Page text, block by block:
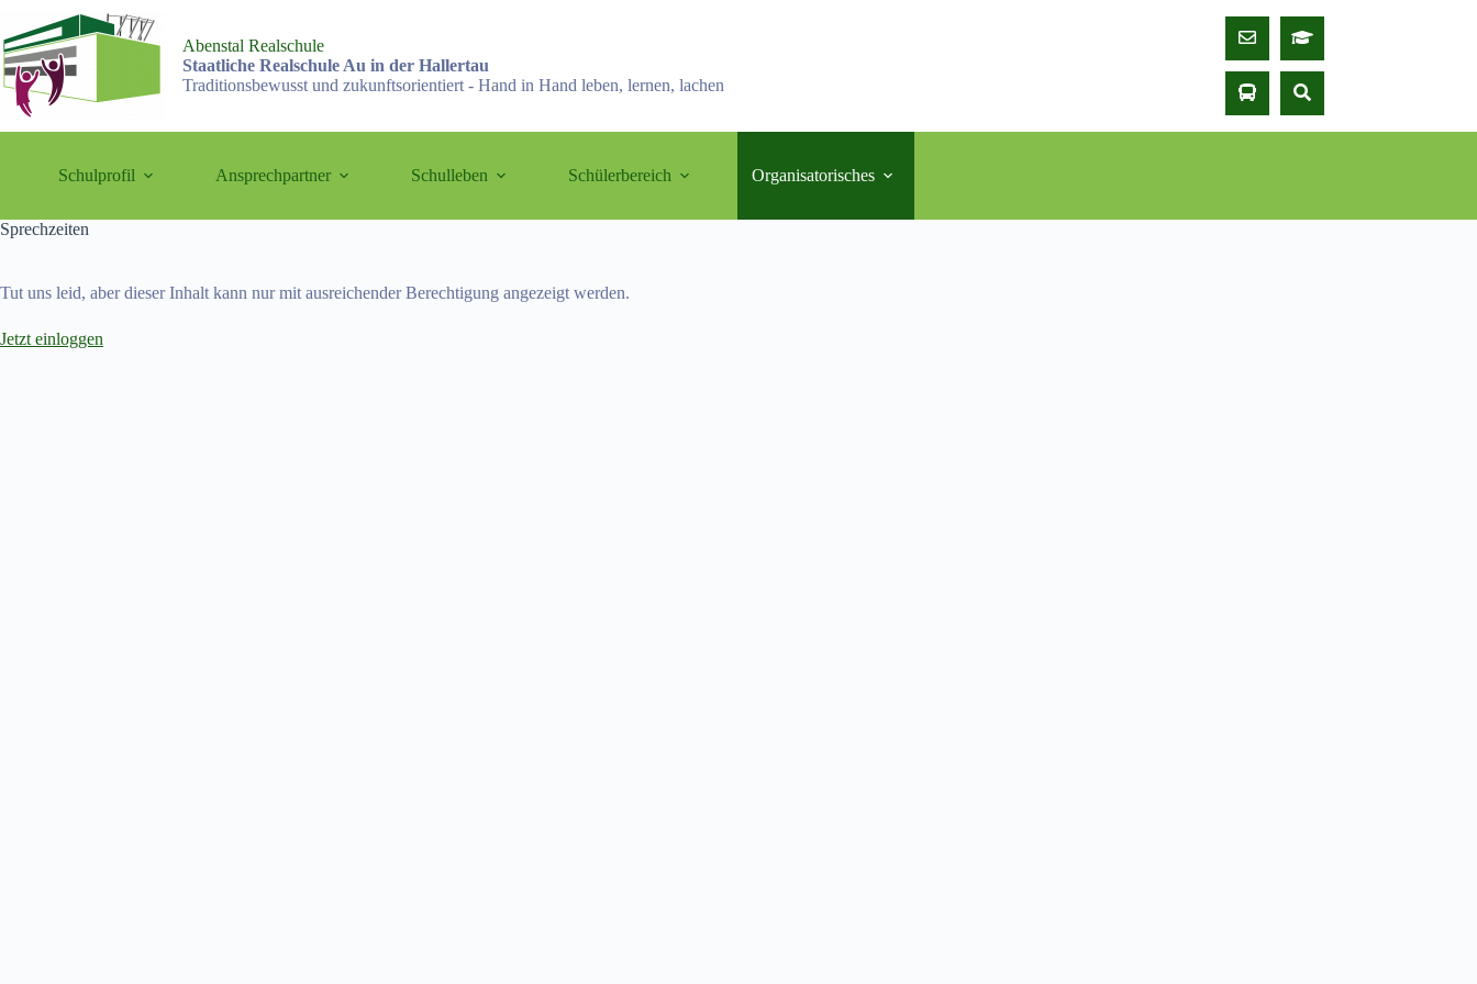
Abenstal Realschule
Staatliche Realschule Au in der Hallertau
Traditionsbewusst und zukunftsorientiert - Hand in Hand leben, lernen, lachen
Schulprofil Ansprechpartner Schulleben Schülerbereich Organisatorisches
Sprechzeiten
Tut uns leid, aber dieser Inhalt kann nur mit ausreichender Berechtigung angezeigt werden.
Jetzt einloggen